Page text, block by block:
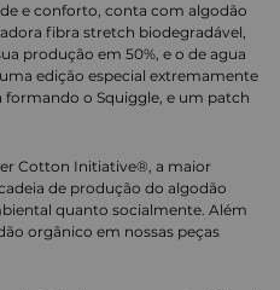
e conforto, conta com algodão
fibra stretch biodegradável,
produção em 50%, e o de agua
edição especial extremamente
o Squiggle, e um patch
Cotton Initiative®, a maior
de produção do algodão
quanto socialmente. Além
orgânico em nossas peças